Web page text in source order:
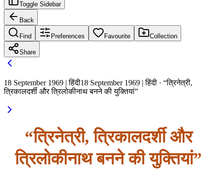
Toggle Sidebar
Back
Find Preferences Favourite Collection
Share
18 September 1969 | हिंदी18 September 1969 | हिंदी · “त्रिनेत्री,
त्रिकालदर्शी और त्रिलोकीनाथ बनने की युक्तियां”
“त्रिनेत्री, त्रिकालदर्शी और
त्रिलोकीनाथ बनने की युक्तियां”